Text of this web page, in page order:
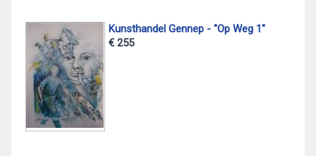
Kunsthandel Gennep - "Op Weg 1"
€ 255